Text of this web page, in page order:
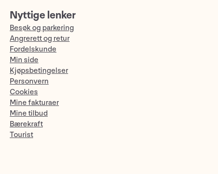
Nyttige lenker
Besøk og parkering
Angrerett og retur
Fordelskunde
Min side
Kjøpsbetingelser
Personvern
Cookies
Mine fakturaer
Mine tilbud
Bærekraft
Tourist